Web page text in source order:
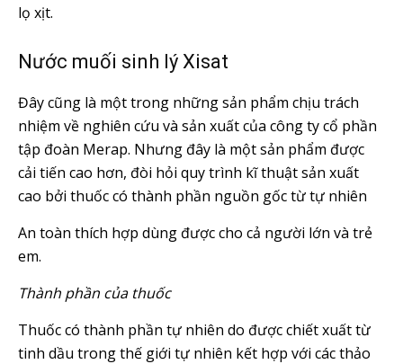
lọ xịt.
Nước muối sinh lý Xisat
Đây cũng là một trong những sản phẩm chịu trách
nhiệm về nghiên cứu và sản xuất của công ty cổ phần
tập đoàn Merap. Nhưng đây là một sản phẩm được
cải tiến cao hơn, đòi hỏi quy trình kĩ thuật sản xuất
cao bởi thuốc có thành phần nguồn gốc từ tự nhiên
An toàn thích hợp dùng được cho cả người lớn và trẻ
em.
Thành phần của thuốc
Thuốc có thành phần tự nhiên do được chiết xuất từ
tinh dầu trong thế giới tự nhiên kết hợp với các thảo